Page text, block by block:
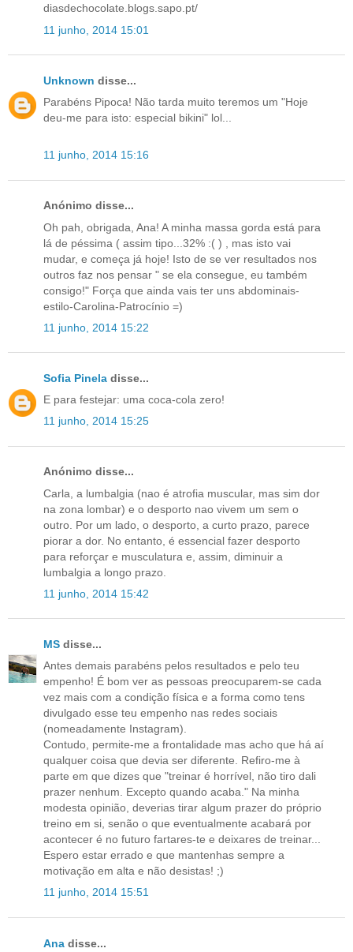
diasdechocolate.blogs.sapo.pt/
11 junho, 2014 15:01
Unknown disse...
Parabéns Pipoca! Não tarda muito teremos um "Hoje
deu-me para isto: especial bikini" lol...
11 junho, 2014 15:16
Anónimo disse...
Oh pah, obrigada, Ana! A minha massa gorda está para
lá de péssima ( assim tipo...32% :( ) , mas isto vai
mudar, e começa já hoje! Isto de se ver resultados nos
outros faz nos pensar " se ela consegue, eu também
consigo!" Força que ainda vais ter uns abdominais-
estilo-Carolina-Patrocínio =)
11 junho, 2014 15:22
Sofia Pinela disse...
E para festejar: uma coca-cola zero!
11 junho, 2014 15:25
Anónimo disse...
Carla, a lumbalgia (nao é atrofia muscular, mas sim dor
na zona lombar) e o desporto nao vivem um sem o
outro. Por um lado, o desporto, a curto prazo, parece
piorar a dor. No entanto, é essencial fazer desporto
para reforçar e musculatura e, assim, diminuir a
lumbalgia a longo prazo.
11 junho, 2014 15:42
MS disse...
Antes demais parabéns pelos resultados e pelo teu
empenho! É bom ver as pessoas preocuparem-se cada
vez mais com a condição física e a forma como tens
divulgado esse teu empenho nas redes sociais
(nomeadamente Instagram).
Contudo, permite-me a frontalidade mas acho que há aí
qualquer coisa que devia ser diferente. Refiro-me à
parte em que dizes que "treinar é horrível, não tiro dali
prazer nenhum. Excepto quando acaba." Na minha
modesta opinião, deverias tirar algum prazer do próprio
treino em si, senão o que eventualmente acabará por
acontecer é no futuro fartares-te e deixares de treinar...
Espero estar errado e que mantenhas sempre a
motivação em alta e não desistas! ;)
11 junho, 2014 15:51
Ana disse...